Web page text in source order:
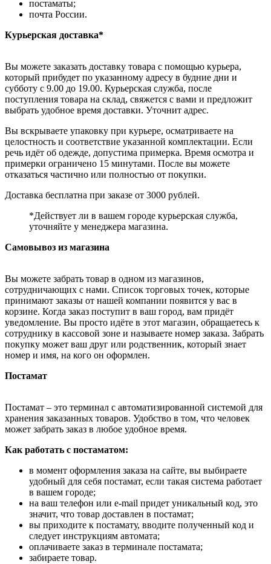
постаматы;
почта России.
Курьерская доставка*
Вы можете заказать доставку товара с помощью курьера,
который прибудет по указанному адресу в будние дни и
субботу с 9.00 до 19.00. Курьерская служба, после
поступления товара на склад, свяжется с вами и предложит
выбрать удобное время доставки. Уточнит адрес.
Вы вскрываете упаковку при курьере, осматриваете на
целостность и соответствие указанной комплектации. Если
речь идёт об одежде, допустима примерка. Время осмотра и
примерки ограничено 15 минутами. После вы можете
отказаться частично или полностью от покупки.
Доставка бесплатна при заказе от 3000 рублей.
*Действует ли в вашем городе курьерская служба,
уточняйте у менеджера магазина.
Самовывоз из магазина
Вы можете забрать товар в одном из магазинов,
сотрудничающих с нами. Список торговых точек, которые
принимают заказы от нашей компании появится у вас в
корзине. Когда заказ поступит в ваш город, вам придёт
уведомление. Вы просто идёте в этот магазин, обращаетесь к
сотруднику в кассовой зоне и называете номер заказа. Забрать
покупку может ваш друг или родственник, который знает
номер и имя, на кого он оформлен.
Постамат
Постамат – это терминал с автоматизированной системой для
хранения заказанных товаров. Удобство в том, что человек
может забрать заказ в любое удобное время.
Как работать с постаматом:
в момент оформления заказа на сайте, вы выбираете
удобный для себя постамат, если такая система работает
в вашем городе;
на ваш телефон или e-mail придет уникальный код, это
значит, что товар доставлен в постамат;
вы приходите к постамату, вводите полученный код и
следует инструкциям автомата;
оплачиваете заказ в терминале постамата;
забираете товар.